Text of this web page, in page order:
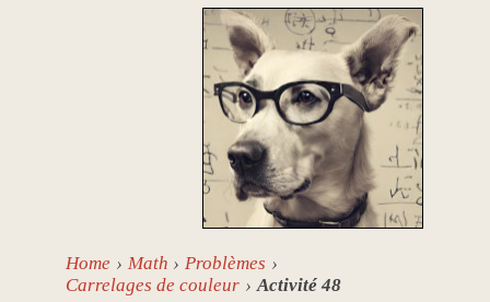
Home Math
Problèmes
Carrelages de couleur
Activité 48